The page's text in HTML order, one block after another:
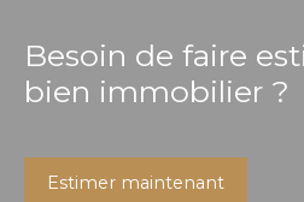
Besoin de faire
bien immobilier ?
Estimer maintenant